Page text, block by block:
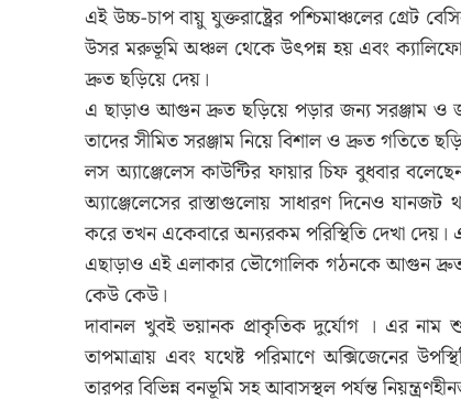
এই উচ্চ-চাপ বায়ু যুক্তরাষ্ট্রের পশ্চিমাঞ্চলের গ্রেট
উসর মরুভূমি অঞ্চল থেকে উৎপন্ন হয় এবং
দ্রুত ছড়িয়ে দেয়।
এ ছাড়াও আগুন দ্রুত ছড়িয়ে পড়ার জন্য সরঞ্জাম ও
তাদের সীমিত সরঞ্জাম নিয়ে বিশাল ও দ্রুত গতিতে
লস অ্যাঞ্জেলেস কাউন্টির ফায়ার চিফ বুধবার
অ্যাঞ্জেলেসের রাস্তাগুলোয় সাধারণ দিনেও
করে তখন একেবারে অন্যরকম পরিস্থিতি দেখা
এছাড়াও এই এলাকার ভৌগোলিক গঠনকে আগুন
কেউ কেউ।
দাবানল খুবই ভয়ানক প্রাকৃতিক দুর্যোগ । এর
তাপমাত্রায় এবং যথেষ্ট পরিমাণে অক্সিজেনের
তারপর বিভিন্ন বনভূমি সহ আবাসস্থল পর্যন্ত